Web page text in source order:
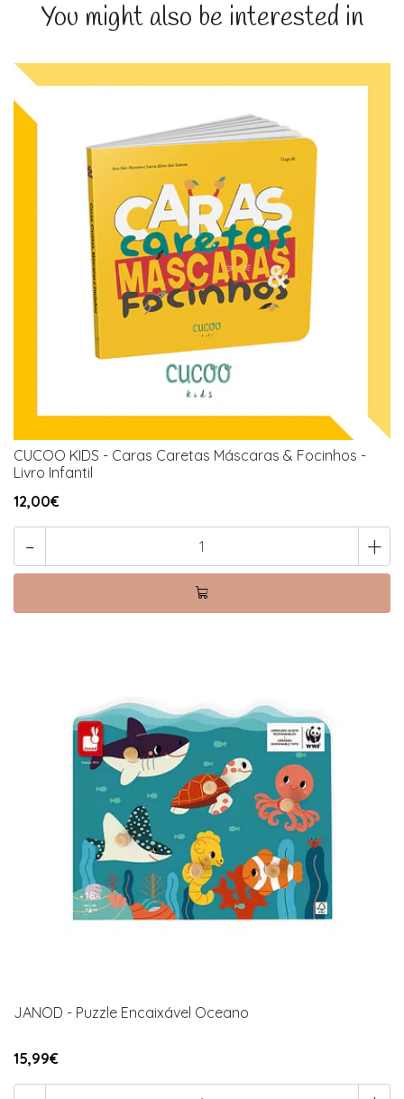
You might also be interested in
CUCOO KIDS - Caras Caretas Máscaras & Focinhos -
Livro Infantil
12,00€
- +
JANOD - Puzzle Encaixável Oceano
15,99€